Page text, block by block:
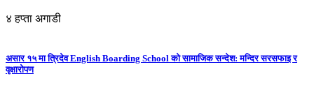
४ हप्ता अगाडी
असार १५ मा त्रिदेव English Boarding School को सामाजिक सन्देश: मन्दिर सरसफाइ र
वृक्षारोपण